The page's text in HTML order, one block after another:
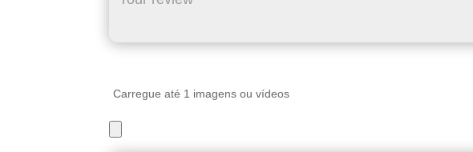
Carregue até 1 imagens ou vídeos